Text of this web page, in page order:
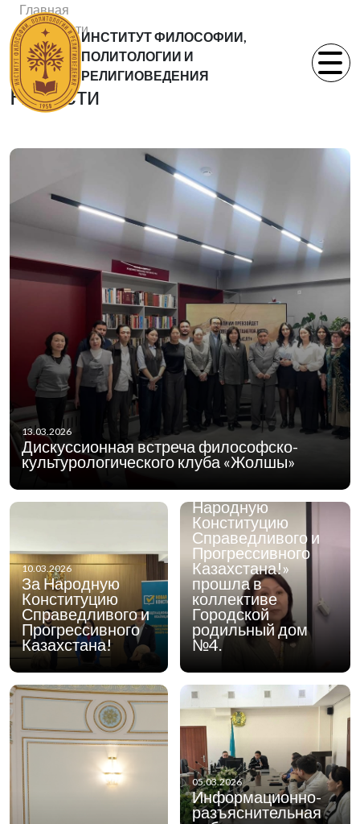
ИНСТИТУТ ФИЛОСОФИИ,
ПОЛИТОЛОГИИ И
РЕЛИГИОВЕДЕНИЯ
Главная
Новости
Статьи
Новости
13.03.2026
Дискуссионная встреча философско-
культурологического клуба «Жолшы»
10.03.2026
За Народную
Конституцию
Справедливого и
Прогрессивного
Казахстана!
06.03.2026
Сегодня встреча
общенациональной
коалиции «За
Народную
Конституцию
Справедливого и
Прогрессивного
Казахстана!»
прошла в
коллективе
Городской
родильный дом
№4.
05.03.2026
Информационно-
разъяснительная